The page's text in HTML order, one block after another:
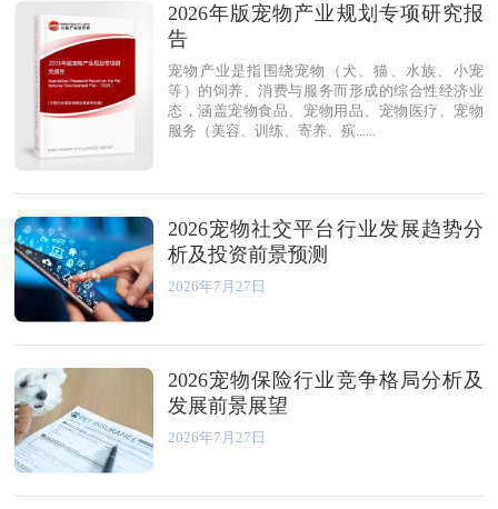
2026年版宠物产业规划专项研究报
告
宠物产业是指围绕宠物（犬、猫、水族、小宠
等）的饲养、消费与服务而形成的综合性经济业
态，涵盖宠物食品、宠物用品、宠物医疗、宠物
服务（美容、训练、寄养、殡......
2026宠物社交平台行业发展趋势分
析及投资前景预测
2026年7月27日
2026宠物保险行业竞争格局分析及
发展前景展望
2026年7月27日